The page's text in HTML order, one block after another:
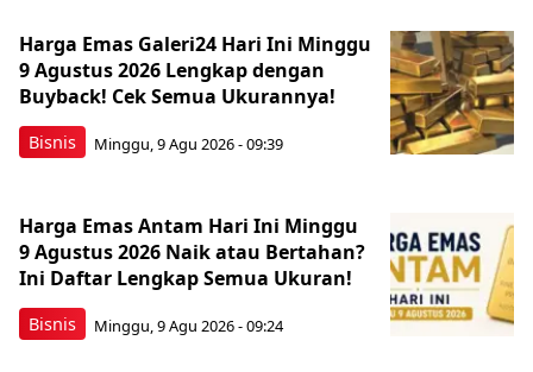
Bisnis
Harga Emas Galeri24 Hari Ini Minggu
9 Agustus 2026 Lengkap dengan
Buyback! Cek Semua Ukurannya!
Minggu, 9 Agu 2026 - 09:39
Bisnis
Harga Emas Antam Hari Ini Minggu
9 Agustus 2026 Naik atau Bertahan?
Ini Daftar Lengkap Semua Ukuran!
Minggu, 9 Agu 2026 - 09:24